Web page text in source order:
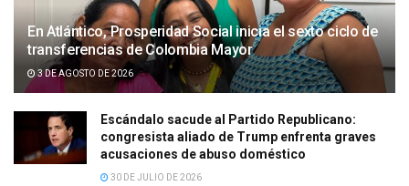
En Atlántico, Prosperidad Social inicia el sexto ciclo de
transferencias de Colombia Mayor
3 DE AGOSTO DE 2026
Escándalo sacude al Partido Republicano:
congresista aliado de Trump enfrenta graves
acusaciones de abuso doméstico
30 DE JULIO DE 2026